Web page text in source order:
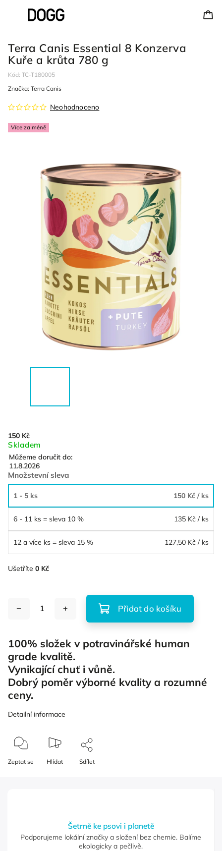
Terra Canis Essential 8 Konzerva
Kuře a krůta 780 g
Kód: TC-T180005
Více za méně
Neohodnoceno
Značka: Terra Canis
150 Kč
Skladem
Můžeme doručit do:
11.8.2026
Množstevní sleva
1 - 5 ks 150 Kč / ks
6 - 11 ks = sleva 10 % 135 Kč / ks
12 a více ks = sleva 15 % 127,50 Kč / ks
Ušetříte 0 Kč
Přidat do košíku
100% složek v potravinářské human
grade kvalitě.
Vynikající chuť i vůně.
Dobrý poměr výborné kvality a rozumné
ceny.
Detailní informace
Zeptat se Hlídat Sdílet
Šetrně ke psovi i planetě
Podporujeme lokální značky a složení bez chemie. Balíme
ekologicky a pečlivě.